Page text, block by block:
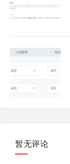
暂无评论